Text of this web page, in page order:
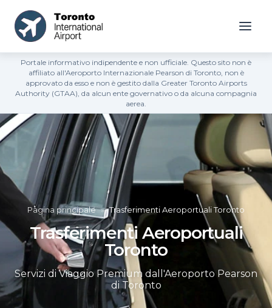
Portale informativo indipendente e non ufficiale. Questo sito non è
affiliato all'Aeroporto Internazionale Pearson di Toronto, non è
approvato da esso e non è gestito dalla Greater Toronto Airports
Authority (GTAA), da alcun ente governativo o da alcuna compagnia
aerea.
Pagina principale » Trasferimenti Aeroportuali Toronto
Trasferimenti Aeroportuali
Toronto
Servizi di Viaggio Premium dall'Aeroporto Pearson
di Toronto